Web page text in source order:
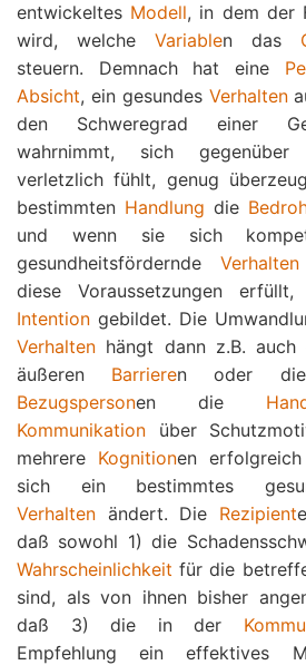
entwickeltes Modell, in dem der
wird, welche Variablen das
steuern. Demnach hat eine
Absicht, ein gesundes Verhalten
den Schweregrad einer
wahrnimmt, sich
verletzlich fühlt, genug
bestimmten Handlung die
und wenn sie sich
gesundheitsförderndeVerhalten
diese Voraussetzungen
Intention gebildet. Die
Verhalten hängt dann z.B.
äußeren Barrieren oder
Bezugspersonen die
Kommunikation über
mehrere Kognitionen
sich ein bestimmtes
Verhalten ändert. Die Rezipient
daß sowohl 1) die
Wahrscheinlichkeit für die
sind, als von ihnen bisher
daß 3) die in der
Empfehlung ein effektives